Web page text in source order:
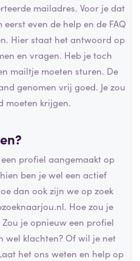
mailadres. Voor je dat
even de help en de FAQ
Hier staat het antwoord op
en vragen. Heb je toch
mailtje moeten sturen. De
genomen vrij goed. Je zou
moeten krijgen.
profiel aangemaakt op
ben je wel een actief
dan ook zijn we op zoek
Hoe zou je
je opnieuw een profiel
wel klachten? Of wil je net
het ons weten en help op